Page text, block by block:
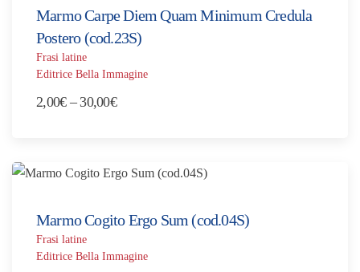
30,00€
Marmo Carpe Diem Quam Minimum Credula
Postero (cod.23S)
Frasi latine
Editrice Bella Immagine
2,00€ – 30,00€Fascia
da
a
Marmo Cogito Ergo Sum (cod.04S)
Frasi latine
Editrice Bella Immagine